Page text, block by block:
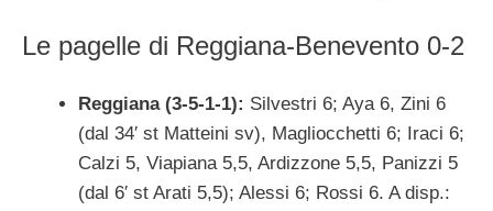
Le pagelle di Reggiana-Benevento 0-2
Reggiana (3-5-1-1): Silvestri 6; Aya 6, Zini 6
(dal 34′ st Matteini sv), Magliocchetti 6; Iraci 6;
Calzi 5, Viapiana 5,5, Ardizzone 5,5, Panizzi 5
(dal 6′ st Arati 5,5); Alessi 6; Rossi 6. A disp.: